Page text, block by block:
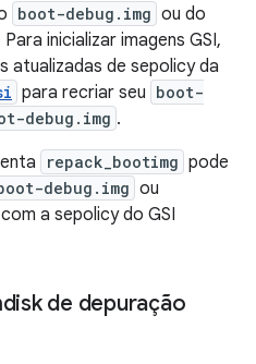
boot-debug.img ou do
Para inicializar imagens GSI,
atualizadas de sepolicy da
para recriar seu boot-
debug.img .
repack_bootimg pode
debug.img ou
com a sepolicy do GSI
de depuração